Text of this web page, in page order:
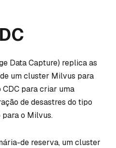
Data Capture) replica as
um cluster Milvus para
para criar uma
de desastres do tipo
o Milvus.
de reserva, um cluster